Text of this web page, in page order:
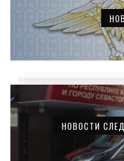
НОВОСТИ